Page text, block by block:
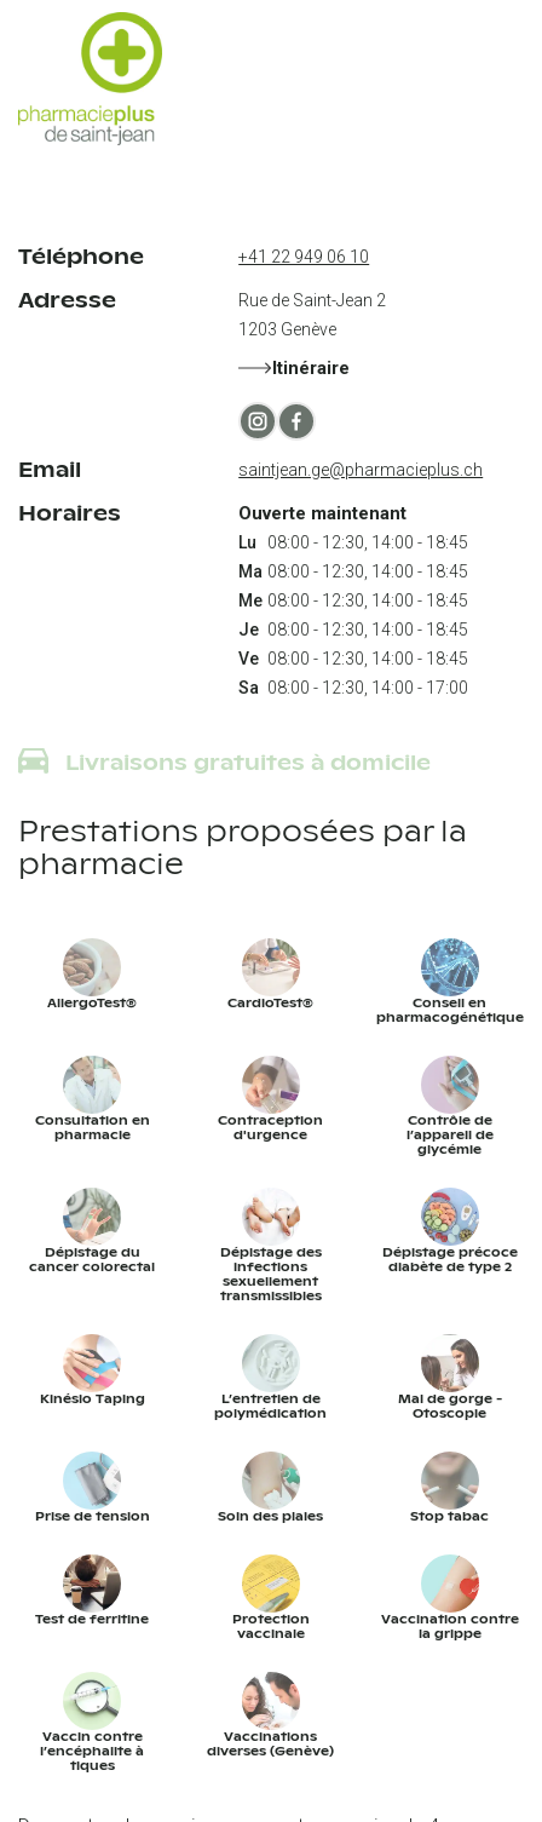
Téléphone +41 22 949 06 10
Adresse
Rue de Saint-Jean 2
1203 Genève
Itinéraire
Email saintjean.ge@pharmacieplus.ch
Horaires Ouverte maintenant
Lu
Ma
Me
Je
Ve
Sa 08:00 - 12:30, 14:00 - 17:00
Livraisons gratuites à domicile
Prestations proposées par la
pharmacie
AllergoTest® CardioTest®
Conseil en
pharmacogénétique
Consultation en
pharmacie
Contraception
d'urgence
Contrôle de
l’appareil de
glycémie
Dépistage du
cancer colorectal
Dépistage des
infections
sexuellement
transmissibles
Dépistage précoce
diabète de type 2
Kinésio Taping
L’entretien de
polymédication
Mal de gorge -
Otoscopie
Prise de tension Soin des plaies Stop tabac
Test de ferritine
Protection
vaccinale
Vaccination contre
la grippe
Vaccin contre
l’encéphalite à
tiques
Vaccinations
diverses (Genève)